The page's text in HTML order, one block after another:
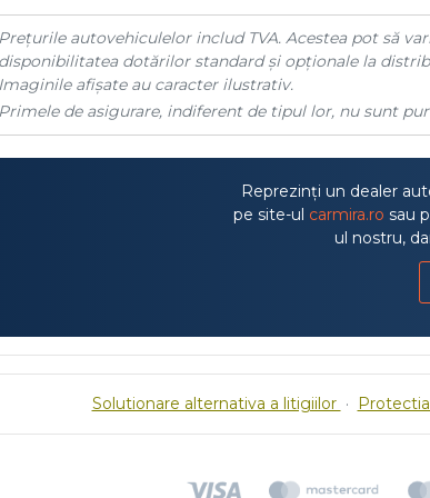
Prețurile autovehiculelor includ TVA. Acestea pot să
disponibilitatea dotărilor standard și opționale la
Imaginile afișate au caracter ilustrativ.
Primele de asigurare, indiferent de tipul lor, nu sunt
Reprezinți un dealer
pe site-ul carmira.ro sau
ul nostru,
Solutionare alternativa a litigiilor ·